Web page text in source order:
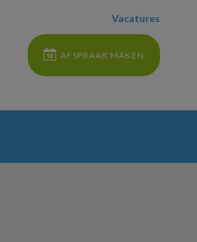
Vacatures
AFSPRAAK MAKEN